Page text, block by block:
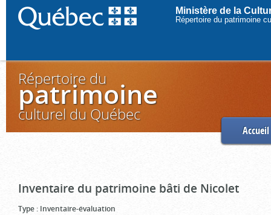
Ministère de la
Répertoire du patrimoine
Répertoire du
patrimoine
culturel du Québec
Accueil
Inventaire du patrimoine bâti de Nicolet
Type : Inventaire-évaluation